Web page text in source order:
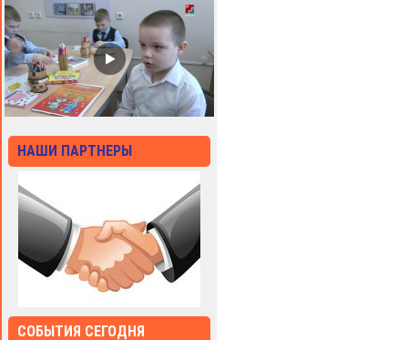
НАШИ ПАРТНЕРЫ
СОБЫТИЯ СЕГОДНЯ